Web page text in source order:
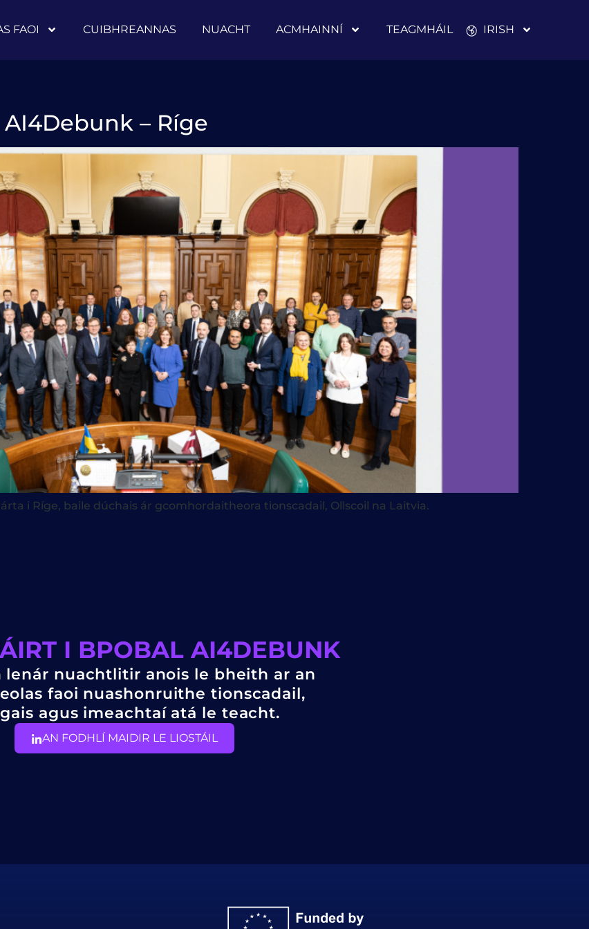
FAOI CUIBHREANNAS NUACHT ACMHAINNÍ TEAGMHÁIL IRISH
– Ríge
i Ríge, baile dúchais ár gcomhordaitheora tionscadail, Ollscoil na Laitvia.
I BPOBAL AI4DEBUNK
lenár nuachtlitir anois le bheith ar an
faoi nuashonruithe tionscadail,
agus imeachtaí atá le teacht.
AN FODHLÍ MAIDIR LE LIOSTÁIL